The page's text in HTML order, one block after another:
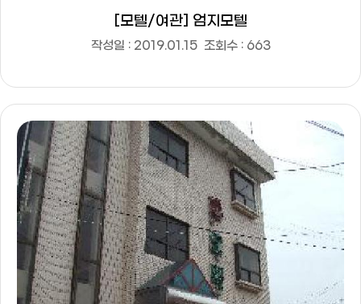
[모텔/여관] 엄지모텔
작성일 : 2019.01.15 조회수 : 663